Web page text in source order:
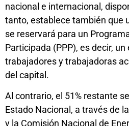
nacional e internacional,
tanto, establece también que
se reservará para un
Participada (PPP), es decir,
trabajadores y trabajadoras
del capital.
Al contrario, el 51% restante
Estado Nacional, a través de
y la Comisión Nacional de